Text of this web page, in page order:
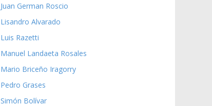
Juan German Roscio
Lisandro Alvarado
Luis Razetti
Manuel Landaeta Rosales
Mario Briceño Iragorry
Pedro Grases
Simón Bolívar